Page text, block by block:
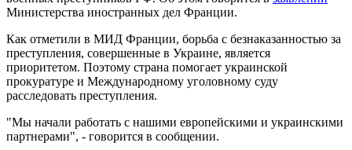
Министерства иностранных дел Франции.
Как отметили в МИД Франции, борьба с безнаказанностью за
преступления, совершенные в Украине, является
приоритетом. Поэтому страна помогает украинской
прокуратуре и Международному уголовному суду
расследовать преступления.
"Мы начали работать с нашими европейскими и украинскими
партнерами", - говорится в сообщении.